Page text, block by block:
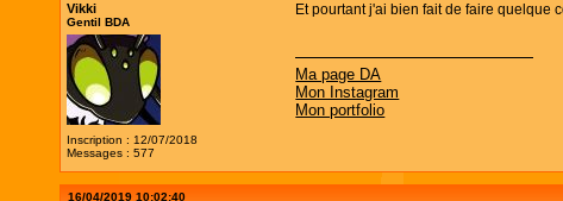
Vikki
Gentil BDA
Inscription : 12/07/2018
Messages : 577
Et pourtant j'ai bien fait de faire quelque
Ma page DA
Mon Instagram
Mon portfolio
16/04/2019 10:02:40